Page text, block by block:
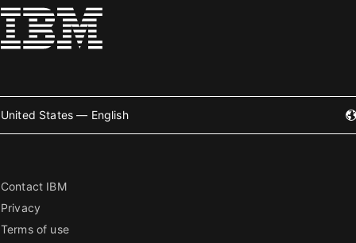
United States — English
Contact IBM
Privacy
Terms of use